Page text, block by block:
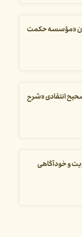
«مؤسسه حکمت
انتقادی «شرح
و خودآگاهی